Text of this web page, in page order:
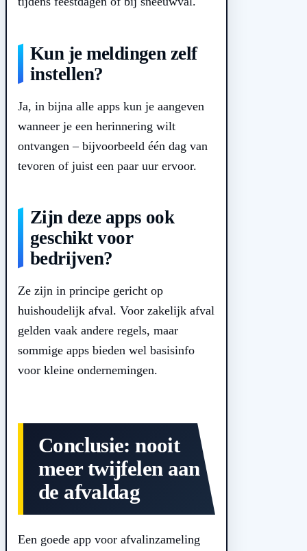
Kun je meldingen zelf
instellen?
Ja, in bijna alle apps kun je aangeven
wanneer je een herinnering wilt
ontvangen – bijvoorbeeld één dag van
tevoren of juist een paar uur ervoor.
Zijn deze apps ook
geschikt voor
bedrijven?
Ze zijn in principe gericht op
huishoudelijk afval. Voor zakelijk afval
gelden vaak andere regels, maar
sommige apps bieden wel basisinfo
voor kleine ondernemingen.
Conclusie: nooit
meer twijfelen aan
de afvaldag
Een goede app voor afvalinzameling